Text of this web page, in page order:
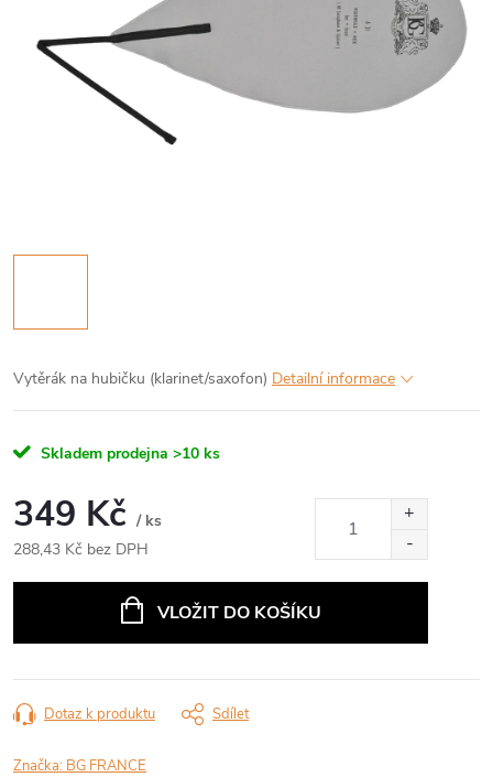
Vytěrák na hubičku (klarinet/saxofon) Detailní informace
Skladem prodejna >10 ks
349 Kč / ks
288,43 Kč bez DPH
VLOŽIT DO KOŠÍKU
Dotaz k produktu Sdílet
Značka: BG FRANCE